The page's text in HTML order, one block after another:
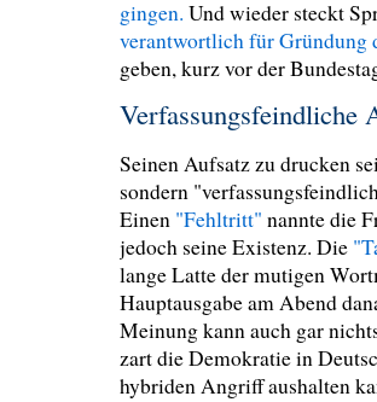
gingen. Und wieder steckt
verantwortlich für Gründung
geben, kurz vor der
Verfassungsfeindliche
Seinen Aufsatz zu drucken
sondern
Einen "Fehltritt" nannte die
jedoch seine Existenz. Die
lange Latte der mutigen
Hauptausgabe am Abend
Meinung kann auch gar
zart die Demokratie in
hybriden Angriff aushalten